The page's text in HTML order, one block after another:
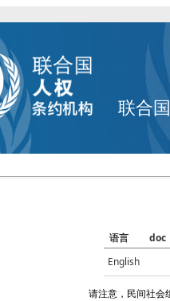
联合
语言
doc
English
请注意，民间社会